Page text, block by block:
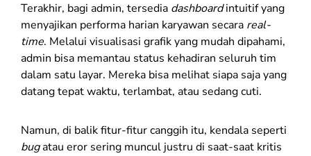
Terakhir, bagi admin, tersedia dashboardintuitif yang
menyajikan performa harian karyawan secara real-
time. Melalui visualisasi grafik yang mudah dipahami,
admin bisa memantau status kehadiran seluruh tim
dalam satu layar. Mereka bisa melihat siapa saja yang
datang tepat waktu, terlambat, atau sedang cuti.
Namun, di balik fitur-fitur canggih itu, kendala seperti
bugatau eror sering muncul justru di saat-saat kritis